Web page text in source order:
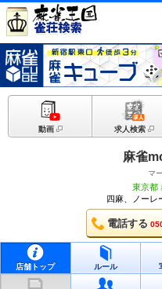
動画 求人検索
麻雀
マ
東京都
四麻、ノーレ
電話する
店舗トップ ルール